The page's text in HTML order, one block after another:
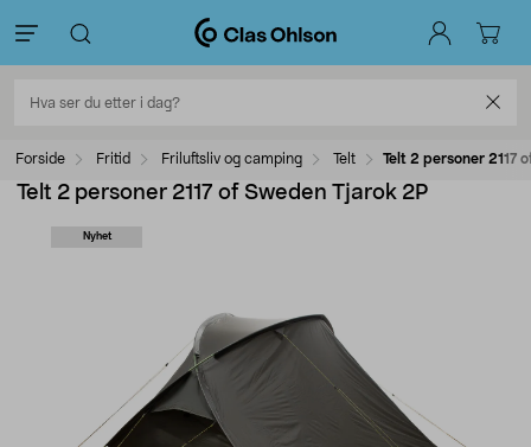
Forside Fritid Friluftsliv og camping Telt Telt 2 personer 2117
Telt 2 personer 2117 of Sweden Tjarok 2P
Nyhet